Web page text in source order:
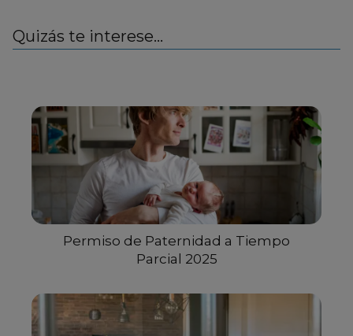
Quizás te interese...
Permiso de Paternidad a Tiempo
Parcial 2025